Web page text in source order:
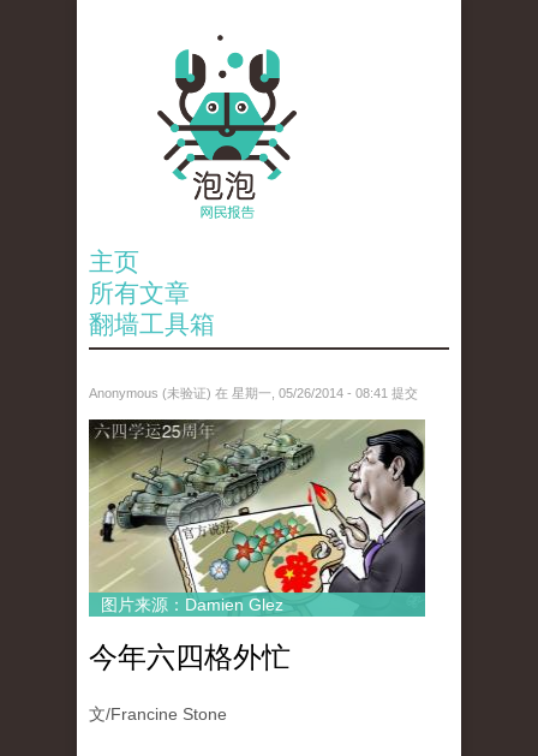
主页
所有文章
翻墙工具箱
Anonymous (未验证) 在 星期一, 05/26/2014 - 08:41 提交
paopao_tiananmen.jpg
图片来源：Damien Glez
今年六四格外忙
文/Francine Stone